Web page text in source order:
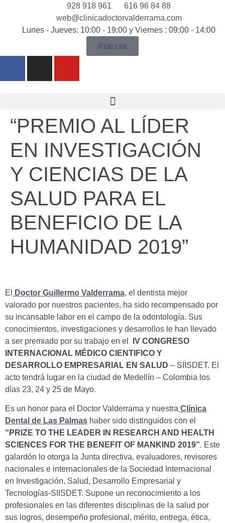
928 918 961
616 96 84 88
web@clinicadoctorvalderrama.com
Lunes - Jueves: 10:00 - 19:00 y Viernes : 09:00 - 14:00
Pide cita
“PREMIO AL LÍDER
EN INVESTIGACIÓN
Y CIENCIAS DE LA
SALUD PARA EL
BENEFICIO DE LA
HUMANIDAD 2019”
El Doctor Guillermo Valderrama, el dentista mejor
valorado por nuestros pacientes, ha sido recompensado por
su incansable labor en el campo de la odontología. Sus
conocimientos, investigaciones y desarrollos le han llevado
a ser premiado por su trabajo en el
IV CONGRESO
INTERNACIONAL MÉDICO CIENTIFICO Y
DESARROLLO EMPRESARIAL EN SALUD – SIISDET. El
acto tendrá lugar en la ciudad de Medellín – Colombia los
días 23, 24 y 25 de Mayo.
Es un honor para el Doctor Valderrama y nuestra Clínica
Dental de Las Palmas haber sido distinguidos con el
“PRIZE TO THE LEADER IN RESEARCH AND HEALTH
SCIENCES FOR THE BENEFIT OF MANKIND 2019”. Este
galardón lo otorga la Junta directiva, evaluadores, revisores
nacionales e internacionales de la Sociedad Internacional
en Investigación, Salud, Desarrollo Empresarial y
Tecnologías-SIISDET. Supone un reconocimiento a los
profesionales en las diferentes disciplinas de la salud por
sus logros, desempeño profesional, mérito, entrega, ética,